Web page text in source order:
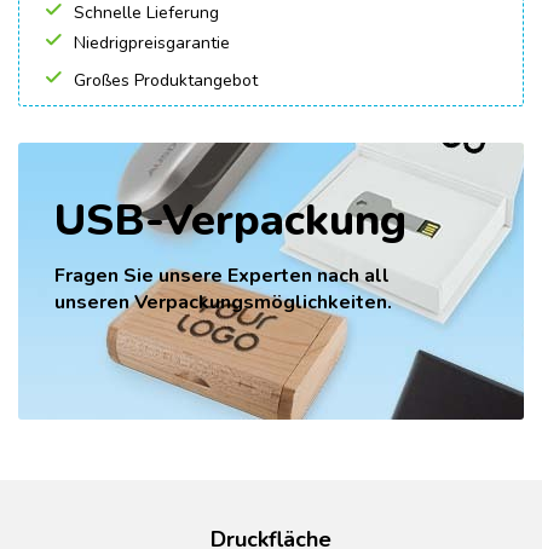
Schnelle Lieferung
Niedrigpreisgarantie
Großes Produktangebot
USB-Verpackung
Fragen Sie unsere Experten nach all
unseren Verpackungsmöglichkeiten.
Druckfläche